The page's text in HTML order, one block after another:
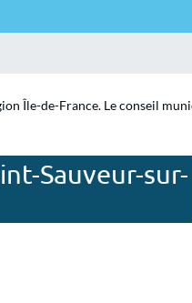
Île-de-France. Le conseil
Sauveur-sur-